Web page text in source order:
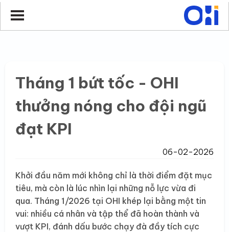
Tháng 1 bứt tốc - OHI
thưởng nóng cho đội ngũ
đạt KPI
06-02-2026
Khởi đầu năm mới không chỉ là thời điểm đặt mục
tiêu, mà còn là lúc nhìn lại những nỗ lực vừa đi
qua. Tháng 1/2026 tại OHI khép lại bằng một tin
vui: nhiều cá nhân và tập thể đã hoàn thành và
vượt KPI, đánh dấu bước chạy đà đầy tích cực